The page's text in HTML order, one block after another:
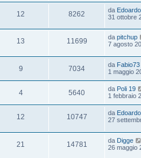
12 8262 da
31 ottobre
13 11699 da pitchup
7 agosto
9 7034 da Fabio73
1 maggio
4 5640 da Poli 19
1 febbraio
12 10747 da
27
21 14781 da Digge
26 maggio